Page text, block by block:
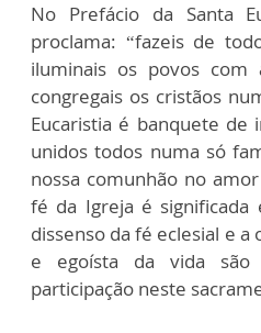
No Prefácio da Santa
proclama: “fazeis de
iluminais os povos
congregais os cristãos
Eucaristia é banquete de
unidos todos numa só
nossa comunhão no
fé da Igreja é significada
dissenso da fé eclesial e
e egoísta da vida são
participação neste